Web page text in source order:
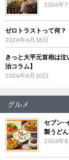
2026年7
ゼロトラストって何
2026年6月18日
きっと大平元首相は
治コラム】
2026年6月10日
グルメ
セブン‐
製うど
2026年8